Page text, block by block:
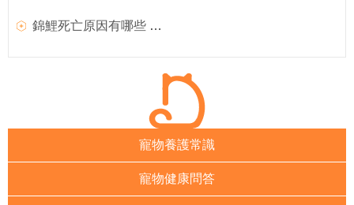
錦鯉死亡原因有哪些 什麼原因導致錦鯉大量死亡
寵物養護常識
寵物健康問答